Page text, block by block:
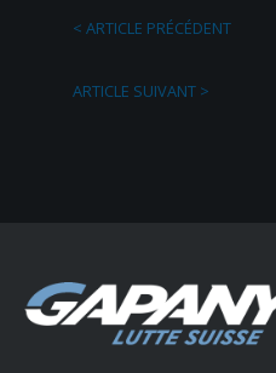
< ARTICLE PRÉCÉDENT
ARTICLE SUIVANT >